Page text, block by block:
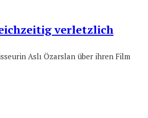
verletzlich
Aslı Özarslan über ihren Film